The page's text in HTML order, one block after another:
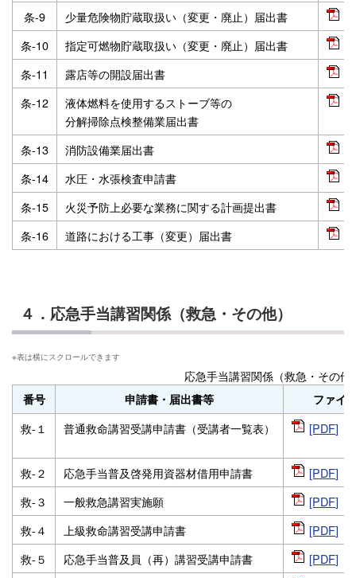
条‐9
少量危険物貯蔵取扱い（変更・廃止）届出書
条‐10
指定可燃物貯蔵取扱い（変更・廃止）届出書
条‐11
露店等の開設届出書
条‐12
液体燃料を使用するストーブ等の
分解掃除点検整備業届出書
条‐13 消防設備業届出書
条‐14
水圧・水張検査申請書
条‐15
火災予防上必要な業務に関する計画提出書
条‐16
道路における工事（変更）届出書
４．応急手当講習関係（救急・その他）
応急手当講習関係（救急・その他
番号 申請書・届出書等 ファイ
救‐１ 普通救命講習受講申請書（受講者一覧表） [PDF]
救‐２ 応急手当普及啓発用資器材借用申請書 [PDF]
救‐３
一般救急講習実施願 [PDF]
救‐４
上級救命講習受講申請書 [PDF]
救‐５
応急手当普及員（再）講習受講申請書 [PDF]